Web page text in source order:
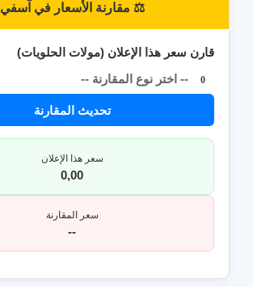
⚖️ مقارنة الأسعار في آسفي
قارن سعر هذا الإعلان (مولات الحلويات)
-- اختر نوع المقارنة --
0
تحديث المقارنة
سعر هذا الإعلان
0,00
سعر المقارنة
--